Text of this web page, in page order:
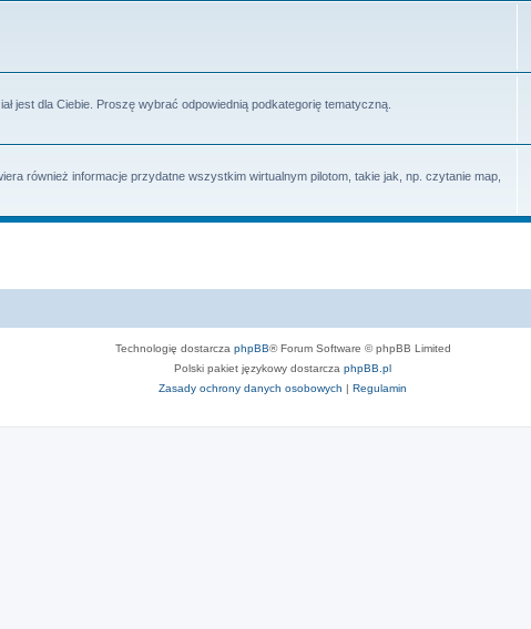
jest dla Ciebie. Proszę wybrać odpowiednią podkategorię tematyczną.
również informacje przydatne wszystkim wirtualnym pilotom, takie jak, np. czytanie map,
Technologię dostarcza phpBB® Forum Software © phpBB Limited
Polski pakiet językowy dostarcza phpBB.pl
Zasady ochrony danych osobowych | Regulamin